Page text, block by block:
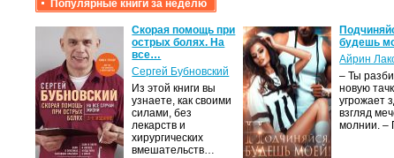
Популярные книги за неделю
Скорая помощь при
острых болях. На
все…
Сергей Бубновский
Из этой книги вы
узнаете, как своими
силами, без
лекарств и
хирургических
вмешательств…
будешь
Айрин
– Ты
новую
угрожает
взгляд
молнии. –